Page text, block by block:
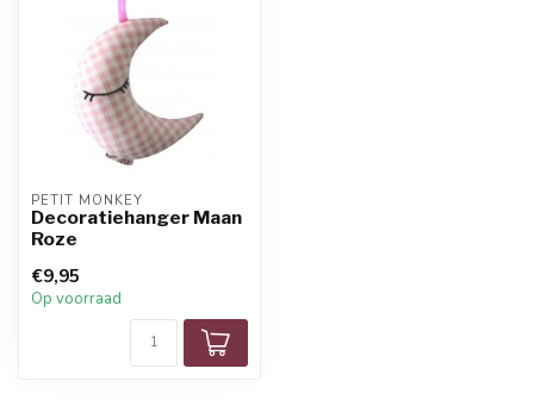
PETIT MONKEY
Decoratiehanger Maan
Roze
€9,95
Op voorraad